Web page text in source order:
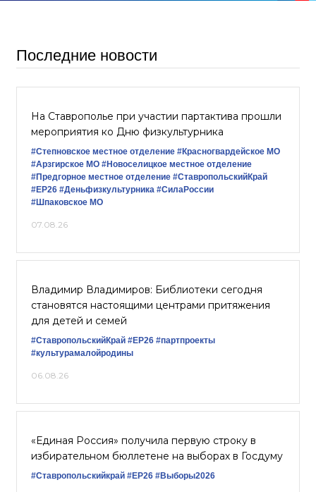
Последние новости
На Ставрополье при участии партактива прошли
мероприятия ко Дню физкультурника
#Степновское местное отделение #Красногвардейское МО
#Арзгирское МО #Новоселицкое местное отделение
#Предгорное местное отделение #СтавропольскийКрай
#ЕР26 #Деньфизкультурника #СилаРоссии
#Шпаковское МО
07.08.26
Владимир Владимиров: Библиотеки сегодня
становятся настоящими центрами притяжения
для детей и семей
#СтавропольскийКрай #ЕР26 #партпроекты
#культурамалойродины
06.08.26
«Единая Россия» получила первую строку в
избирательном бюллетене на выборах в Госдуму
#Ставропольскийкрай #ЕР26 #Выборы2026